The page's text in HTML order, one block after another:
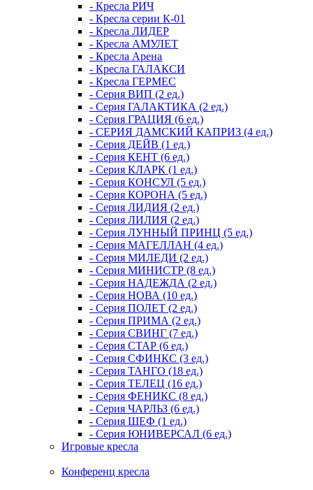
- Кресла РИЧ
- Кресла серии К-01
- Кресла ЛИДЕР
- Кресла АМУЛЕТ
- Кресла Арена
- Кресла ГАЛАКСИ
- Кресла ГЕРМЕС
- Серия ВИП (2 ед.)
- Серия ГАЛАКТИКА (2 ед.)
- Серия ГРАЦИЯ (6 ед.)
- СЕРИЯ ДАМСКИЙ КАПРИЗ (4 ед.)
- Серия ДЕЙВ (1 ед.)
- Серия КЕНТ (6 ед.)
- Серия КЛАРК (1 ед.)
- Серия КОНСУЛ (5 ед.)
- Серия КОРОНА (5 ед.)
- Серия ЛИДИЯ (2 ед.)
- Серия ЛИЛИЯ (2 ед.)
- Серия ЛУННЫЙ ПРИНЦ (5 ед.)
- Серия МАГЕЛЛАН (4 ед.)
- Серия МИЛЕДИ (2 ед.)
- Серия МИНИСТР (8 ед.)
- Серия НАДЕЖДА (2 ед.)
- Серия НОВА (10 ед.)
- Серия ПОЛЕТ (2 ед.)
- Серия ПРИМА (2 ед.)
- Серия СВИНГ (7 ед.)
- Серия СТАР (6 ед.)
- Серия СФИНКС (3 ед.)
- Серия ТАНГО (18 ед.)
- Серия ТЕЛЕЦ (16 ед.)
- Серия ФЕНИКС (8 ед.)
- Серия ЧАРЛЬЗ (6 ед.)
- Серия ШЕФ (1 ед.)
- Серия ЮНИВЕРСАЛ (6 ед.)
Игровые кресла
Конференц кресла